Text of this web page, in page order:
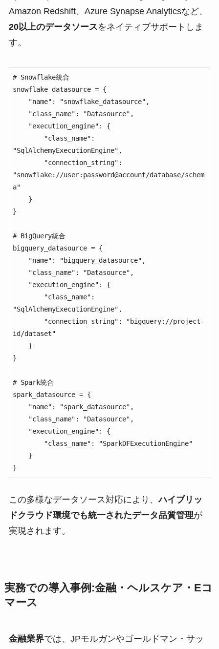
Amazon Redshift、Azure Synapse Analyticsなど、
20以上のデータソースをネイティブサポートしま
す。
# Snowflake統合
snowflake_datasource = {
"SqlAlchemyExecutionEngine",
"snowflake://user:password@account/database/schem
a"
}
# BigQuery統合
bigquery_datasource = {
"SqlAlchemyExecutionEngine",
id/dataset"
}
# Spark統合
spark_datasource = {
}
この多様なデータソース対応により、ハイブリッ
ドクラウド環境でも統一されたデータ品質管理が
実現されます。
実務での導入事例:金融・ヘルスケア・Eコ
マース
金融業界では、JPモルガンやゴールドマン・サッ